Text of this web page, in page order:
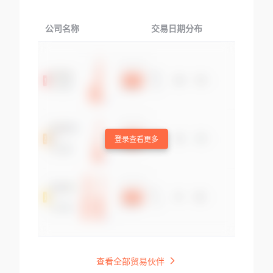
公司名称 交易日期分布
登录查看更多
查看全部贸易伙伴